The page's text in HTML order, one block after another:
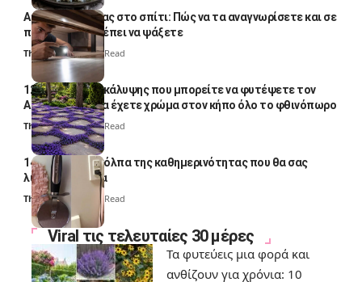
Αυγά κατσαρίδας στο σπίτι: Πώς να τα αναγνωρίσετε και σε
ποια σημεία πρέπει να ψάξετε
Thali Ombre4 Min Read
12 φυτά εδαφοκάλυψης που μπορείτε να φυτέψετε τον
Αύγουστο για να έχετε χρώμα στον κήπο όλο το φθινόπωρο
Thali Ombre7 Min Read
14 πανέξυπνα κόλπα της καθημερινότητας που θα σας
λύσουν τα χέρια
Thali Ombre 6 Min Read
Viral τις τελευταίες 30 μέρες
Τα φυτεύεις μια φορά και
ανθίζουν για χρόνια: 10